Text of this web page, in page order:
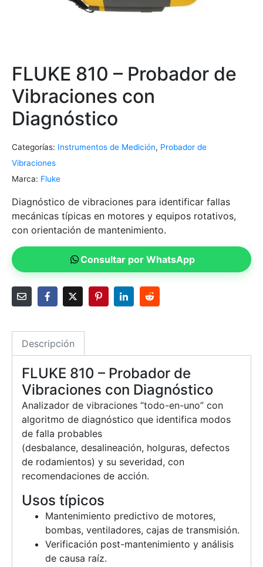
FLUKE 810 – Probador de
Vibraciones con
Diagnóstico
Categorías: Instrumentos de Medición, Probador de
Vibraciones
Marca: Fluke
Diagnóstico de vibraciones para identificar fallas
mecánicas típicas en motores y equipos rotativos,
con orientación de mantenimiento.
Consultar por WhatsApp
Descripción
FLUKE 810 – Probador de
Vibraciones con Diagnóstico
Analizador de vibraciones “todo-en-uno” con
algoritmo de diagnóstico que identifica modos
de falla probables
(desbalance, desalineación, holguras, defectos
de rodamientos) y su severidad, con
recomendaciones de acción.
Usos típicos
Mantenimiento predictivo de motores,
bombas, ventiladores, cajas de transmisión.
Verificación post-mantenimiento y análisis
de causa raíz.